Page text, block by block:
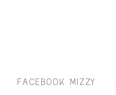
FACEBOOK MIZZY